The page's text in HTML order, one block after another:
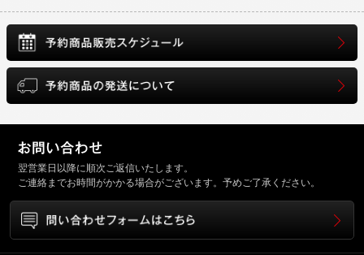
翌営業日以降に順次ご返信いたします。
ご連絡までお時間がかかる場合がございます。予めご了承ください。